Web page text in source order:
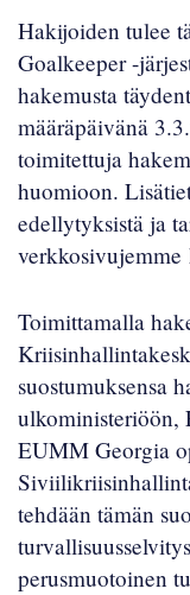
Hakijoiden tulee
Goalkeeper-
hakemusta
määräpäivänä
toimitettuja
huomioon.
edellytyksistä ja
verkkosivujemme
Toimittamalla
suostumuksensa
ulkoministeriöön,
EUMM Georgia
tehdään tämän
perusmuotoinen